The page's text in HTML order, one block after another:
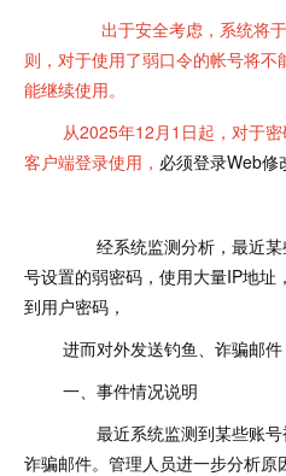
出于安全考虑，系统将
则，对于使用了弱口令的帐号将
能继续使用。
从2025年12月1日起，对于
客户端登录使用， 必须登录Web修
经系统监测分析，最近某
号设置的弱密码，使用大量IP地址
到用户密码，
进而对外发送钓鱼、诈骗邮件
一、事件情况说明
最近系统监测到某些账号
诈骗邮件。管理人员进一步分析原